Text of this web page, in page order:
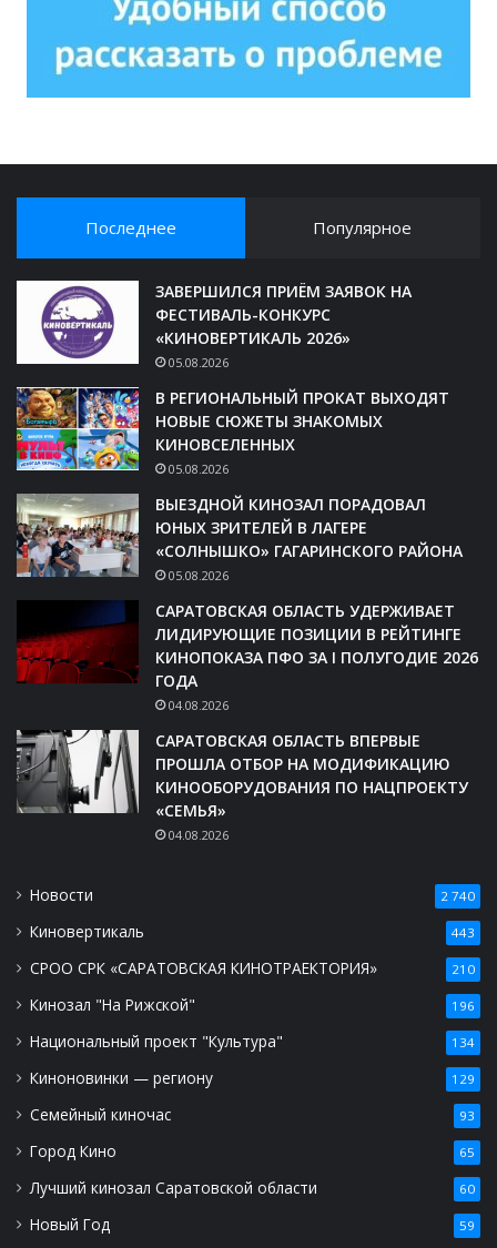
Последнее Популярное
ЗАВЕРШИЛСЯ ПРИЁМ ЗАЯВОК НА
ФЕСТИВАЛЬ-КОНКУРС
«КИНОВЕРТИКАЛЬ 2026»
05.08.2026
В РЕГИОНАЛЬНЫЙ ПРОКАТ ВЫХОДЯТ
НОВЫЕ СЮЖЕТЫ ЗНАКОМЫХ
КИНОВСЕЛЕННЫХ
05.08.2026
ВЫЕЗДНОЙ КИНОЗАЛ ПОРАДОВАЛ
ЮНЫХ ЗРИТЕЛЕЙ В ЛАГЕРЕ
«СОЛНЫШКО» ГАГАРИНСКОГО РАЙОНА
05.08.2026
САРАТОВСКАЯ ОБЛАСТЬ УДЕРЖИВАЕТ
ЛИДИРУЮЩИЕ ПОЗИЦИИ В РЕЙТИНГЕ
КИНОПОКАЗА ПФО ЗА I ПОЛУГОДИЕ 2026
ГОДА
04.08.2026
САРАТОВСКАЯ ОБЛАСТЬ ВПЕРВЫЕ
ПРОШЛА ОТБОР НА МОДИФИКАЦИЮ
КИНООБОРУДОВАНИЯ ПО НАЦПРОЕКТУ
«СЕМЬЯ»
04.08.2026
Новости 2 740
Киновертикаль 443
СРОО СРК «САРАТОВСКАЯ КИНОТРАЕКТОРИЯ» 210
Кинозал "На Рижской" 196
Национальный проект "Культура" 134
Киноновинки — региону 129
Семейный киночас 93
Город Кино 65
Лучший кинозал Саратовской области 60
Новый Год 59